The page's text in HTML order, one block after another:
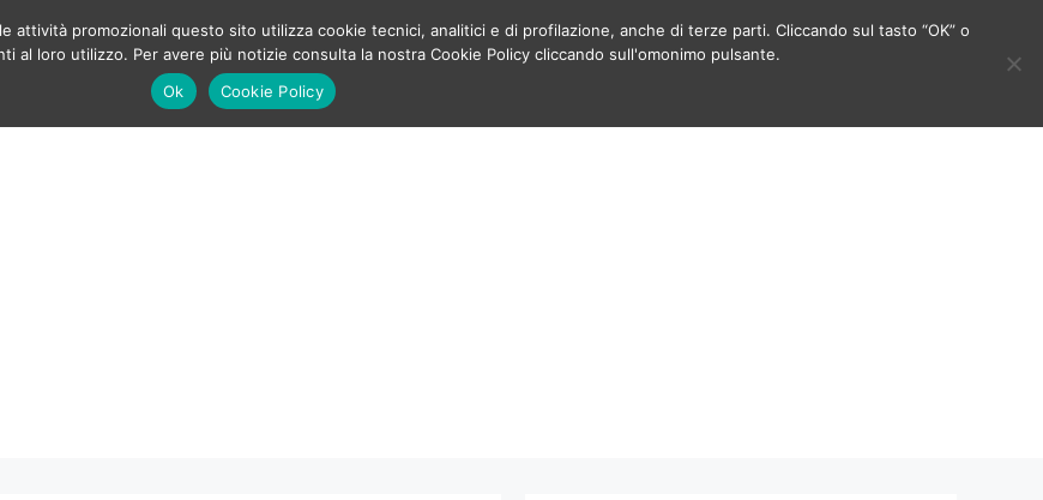
attività promozionali questo sito utilizza cookie tecnici, analitici e di profilazione, anche di terze parti. Cliccando sul tasto “OK” o
al loro utilizzo. Per avere più notizie consulta la nostra Cookie Policy cliccando sull'omonimo pulsante.
Ok
Cookie Policy